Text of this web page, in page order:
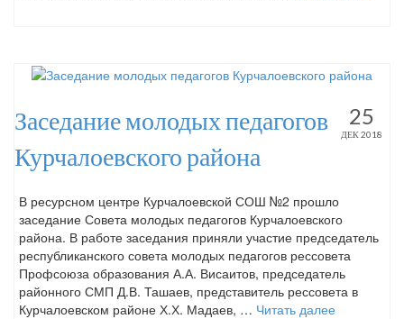
25
ДЕК 2018
Заседание молодых педагогов
Курчалоевского района
В ресурсном центре Курчалоевской СОШ №2 прошло
заседание Совета молодых педагогов Курчалоевского
района. В работе заседания приняли участие председатель
республиканского совета молодых педагогов рессовета
Профсоюза образования А.А. Висаитов, председатель
районного СМП Д.В. Ташаев, представитель рессовета в
Курчалоевском районе Х.Х. Мадаев, … Читать далее